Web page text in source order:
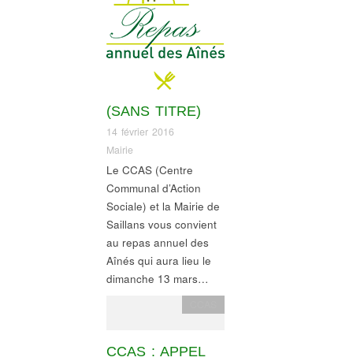
(SANS TITRE)
14 février 2016
Mairie
Le CCAS (Centre
Communal d’Action
Sociale) et la Mairie de
Saillans vous convient
au repas annuel des
Aînés qui aura lieu le
dimanche 13 mars…
CCAS : APPEL